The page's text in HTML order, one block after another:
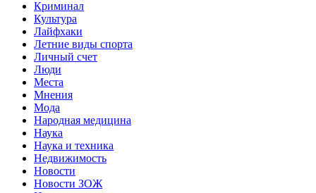
Криминал
Культура
Лайфхаки
Летние виды спорта
Личный счет
Люди
Места
Мнения
Мода
Народная медицина
Наука
Наука и техника
Недвижимость
Новости
Новости ЗОЖ